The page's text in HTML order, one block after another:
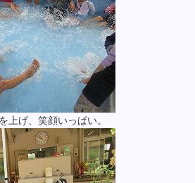
上げ、笑顔いっぱい。